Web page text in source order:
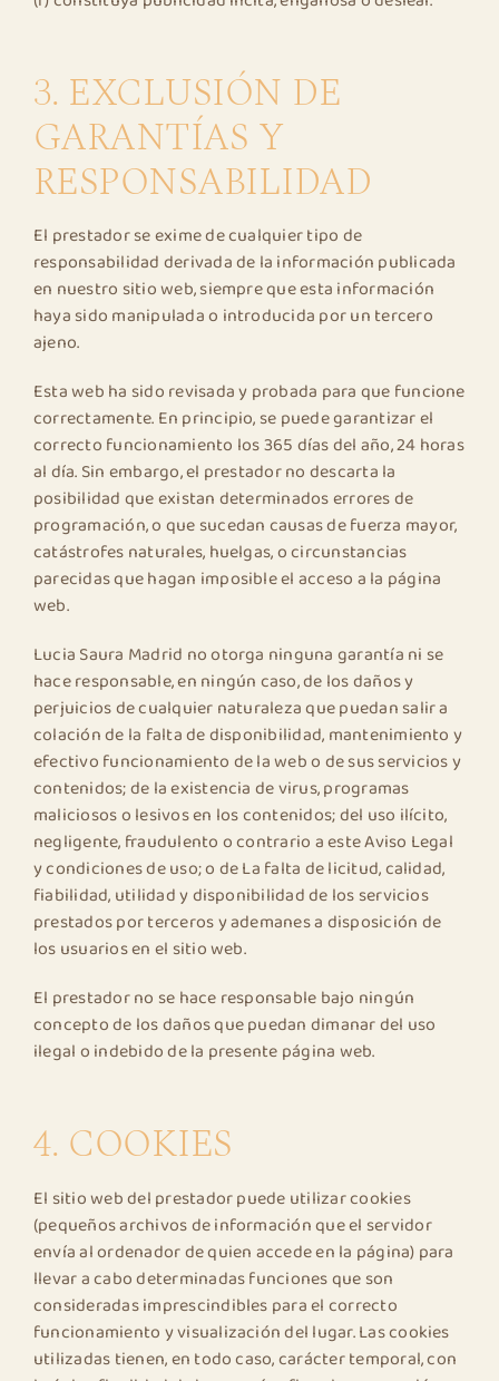
3. EXCLUSIÓN DE
GARANTÍAS Y
RESPONSABILIDAD
El prestador se exime de cualquier tipo de
responsabilidad derivada de la información publicada
en nuestro sitio web, siempre que esta información
haya sido manipulada o introducida por un tercero
ajeno.
Esta web ha sido revisada y probada para que funcione
correctamente. En principio, se puede garantizar el
correcto funcionamiento los 365 días del año, 24 horas
al día. Sin embargo, el prestador no descarta la
posibilidad que existan determinados errores de
programación, o que sucedan causas de fuerza mayor,
catástrofes naturales, huelgas, o circunstancias
parecidas que hagan imposible el acceso a la página
web.
Lucia Saura Madrid no otorga ninguna garantía ni se
hace responsable, en ningún caso, de los daños y
perjuicios de cualquier naturaleza que puedan salir a
colación de la falta de disponibilidad, mantenimiento y
efectivo funcionamiento de la web o de sus servicios y
contenidos; de la existencia de virus, programas
maliciosos o lesivos en los contenidos; del uso ilícito,
negligente, fraudulento o contrario a este Aviso Legal
y condiciones de uso; o de La falta de licitud, calidad,
fiabilidad, utilidad y disponibilidad de los servicios
prestados por terceros y ademanes a disposición de
los usuarios en el sitio web.
El prestador no se hace responsable bajo ningún
concepto de los daños que puedan dimanar del uso
ilegal o indebido de la presente página web.
4. COOKIES
El sitio web del prestador puede utilizar cookies
(pequeños archivos de información que el servidor
envía al ordenador de quien accede en la página) para
llevar a cabo determinadas funciones que son
consideradas imprescindibles para el correcto
funcionamiento y visualización del lugar. Las cookies
utilizadas tienen, en todo caso, carácter temporal, con